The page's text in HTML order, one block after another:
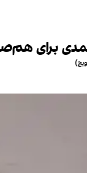
برای